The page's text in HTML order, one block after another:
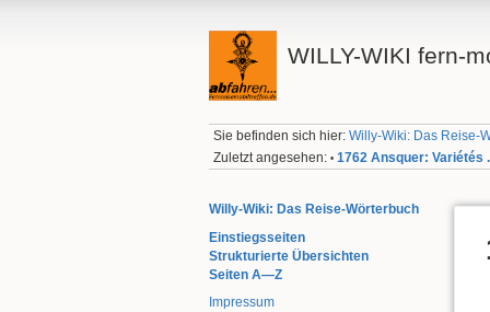
WILLY-WIKI fern-
Sie befinden sich hier:Willy-Wiki: Das Reise-
Zuletzt angesehen: • 1762 Ansquer: Variétés
Willy-Wiki: Das Reise-Wörterbuch
Einstiegsseiten
Strukturierte Übersichten
Seiten A—Z
Impressum